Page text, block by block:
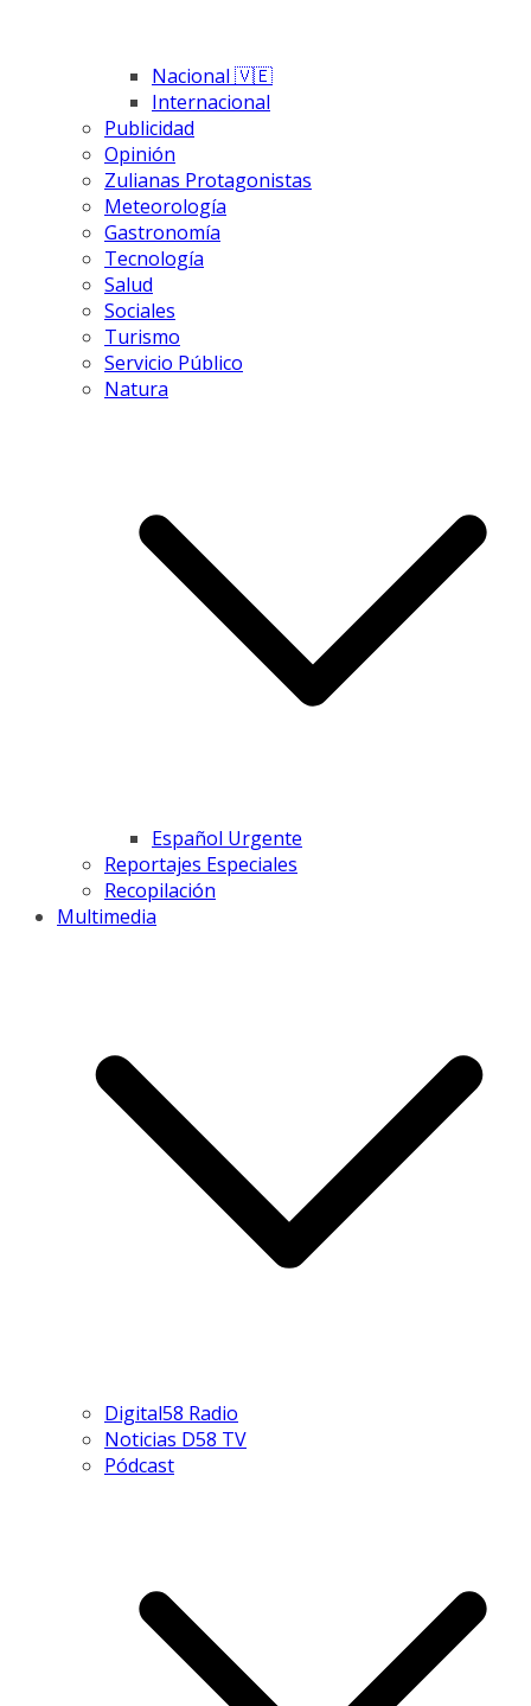
Nacional 🇻🇪
Internacional
Publicidad
Opinión
Zulianas Protagonistas
Meteorología
Gastronomía
Tecnología
Salud
Sociales
Turismo
Servicio Público
Natura
Español Urgente
Reportajes Especiales
Recopilación
Multimedia
Digital58 Radio
Noticias D58 TV
Pódcast